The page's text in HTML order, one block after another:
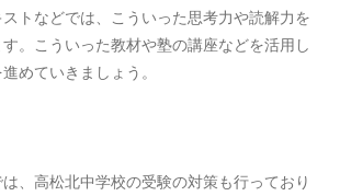
トなどでは、こういった思考力や読解力を
。こういった教材や塾の講座などを活用し
めていきましょう。
、高松北中学校の受験の対策も行っており